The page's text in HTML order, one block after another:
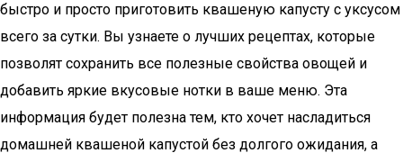
быстро и просто приготовить квашеную капусту с уксусом
всего за сутки. Вы узнаете о лучших рецептах, которые
позволят сохранить все полезные свойства овощей и
добавить яркие вкусовые нотки в ваше меню. Эта
информация будет полезна тем, кто хочет насладиться
домашней квашеной капустой без долгого ожидания, а